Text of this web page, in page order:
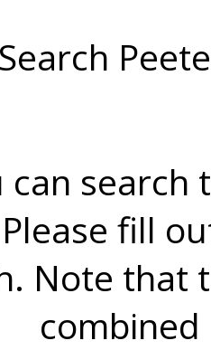
Search
can search
fill
Note that
combined